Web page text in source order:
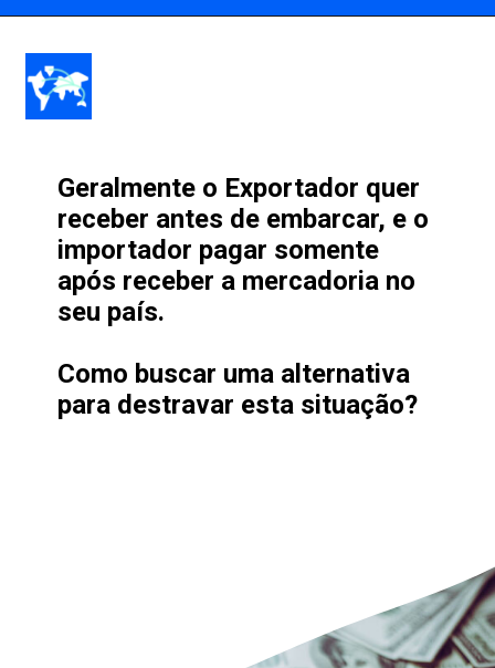
Geralmente o Exportador
receber antes de embarcar
importador
após receber a mercadoria no
seu país.
Como buscar uma alternativa
para destravar esta situação?